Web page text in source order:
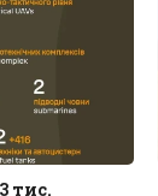
тис.